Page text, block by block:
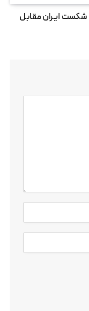
ملت‌های بسکتبال آسیا ۲۰۲۵: شکست ایران مقابل